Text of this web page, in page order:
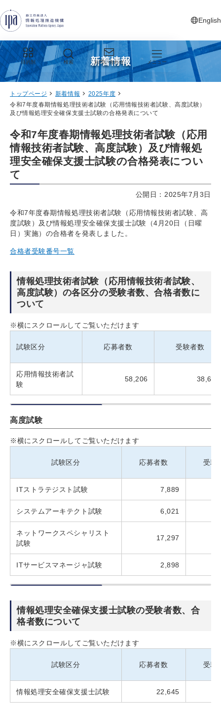
English
新しいタ
目的別 検索 お問い合わせ メニュー
新着情報
トップページ 新着情報
2025年度
令和7年度春期情報処理技術者試験（応用情報技術者試験、高度試験）
及び情報処理安全確保支援士試験の合格発表について
令和7年度春期情報処理技術者試験（応用
情報技術者試験、高度試験）及び情報処
理安全確保支援士試験の合格発表につい
て
公開日：2025年7月3日
令和7年度春期情報処理技術者試験（応用情報技術者試験、高
度試験）及び情報処理安全確保支援士試験（4月20日（日曜
日）実施）の合格者を発表しました。
合格者受験番号一覧
情報処理技術者試験（応用情報技術者試験、
高度試験）の各区分の受験者数、合格者数に
ついて
※横にスクロールしてご覧いただけます
試験区分 応募者数 受験者数
応用情報技術者試
験
58,206 38,663
高度試験
※横にスクロールしてご覧いただけます
試験区分 応募者数 受験
ITストラテジスト試験 7,889
システムアーキテクト試験 6,021
ネットワークスペシャリスト
試験
17,297
ITサービスマネージャ試験 2,898
情報処理安全確保支援士試験の受験者数、合
格者数について
※横にスクロールしてご覧いただけます
試験区分 応募者数 受験
情報処理安全確保支援士試験 22,645